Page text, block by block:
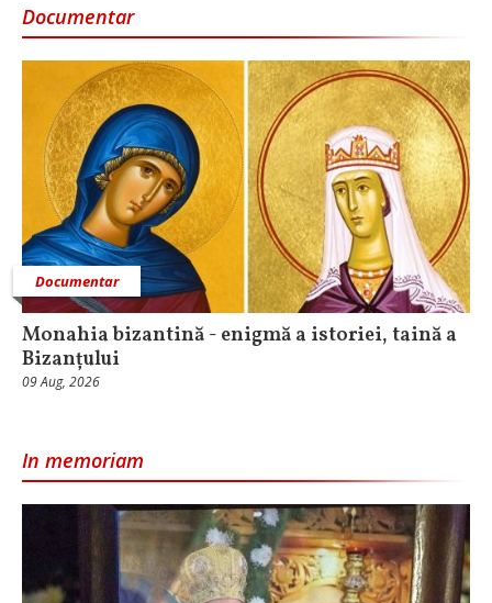
Documentar
Documentar
Monahia bizantină - enigmă a istoriei, taină a
Bizanțului
09 Aug, 2026
In memoriam